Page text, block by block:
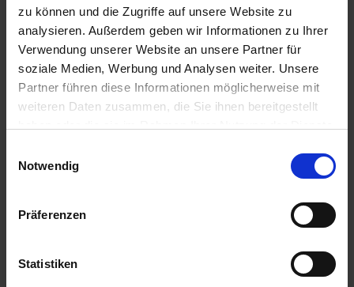
zu können und die Zugriffe auf unsere Website zu
analysieren. Außerdem geben wir Informationen zu Ihrer
Verwendung unserer Website an unsere Partner für
soziale Medien, Werbung und Analysen weiter. Unsere
Partner führen diese Informationen möglicherweise mit
weiteren Daten zusammen, die Sie ihnen bereitgestellt
Notwendig
Präferenzen
Statistiken
Ist IhrGrubbereinsatzbereit? Ersatz- und Verschleißteile